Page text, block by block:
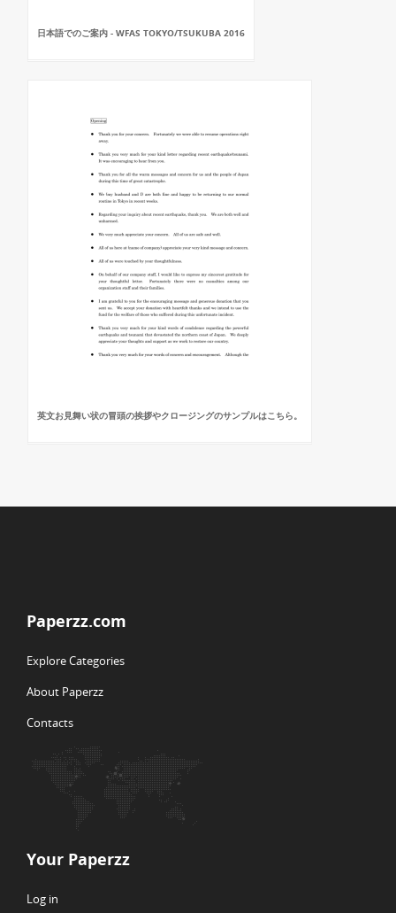
日本語でのご案内 - WFAS TOKYO/TSUKUBA 2016
英文お見舞い状の冒頭の挨拶やクロージングのサンプルはこちら。
Paperzz.com
Explore Categories
About Paperzz
Contacts
Your Paperzz
Log in